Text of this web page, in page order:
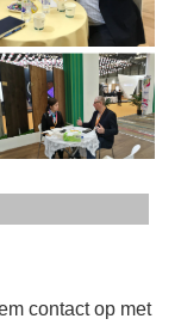
contact op met